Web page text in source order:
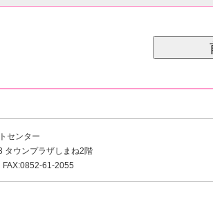
センター
タウンプラザしまね2階
61-2055